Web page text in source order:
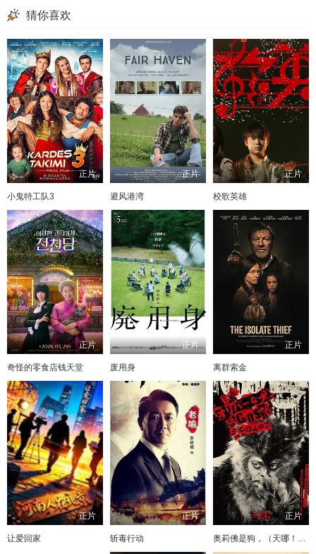
猜你喜欢
正片
小鬼特工队3
正片
避风港湾
正片
校歌英雄
正片
奇怪的零食店钱天堂
正片
废用身
正片
离群索金
正片
让爱回家
正片
斩毒行动
正片
奥莉佛是狗，（天哪！！）这家伙电影版